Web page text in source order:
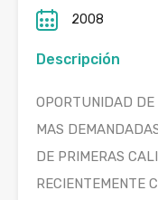
2008
Descripción
OPORTUNIDAD
MAS
DE PRIMERAS
RECIENTEMENTE